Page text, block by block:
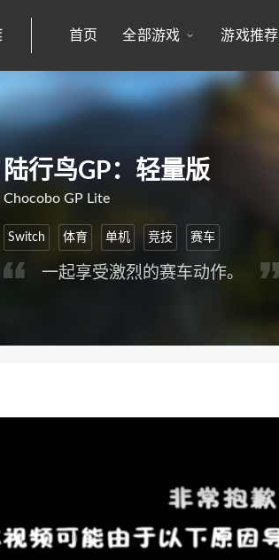
首页 全部游戏 游戏推荐
陆行鸟GP：轻量版
Chocobo GP Lite
Switch 体育 单机 竞技 赛车
一起享受激烈的赛车动作。